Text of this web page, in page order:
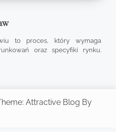
to proces, który wymaga
oraz specyfiki rynku.
Attractive Blog By